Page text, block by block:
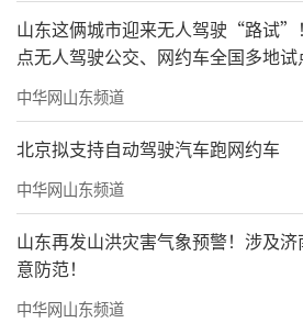
山东这俩城市迎来无人驾驶“路试”
点无人驾驶公交、网约车全国多地试
路
中华网山东频道
北京拟支持自动驾驶汽车跑网约车
中华网山东频道
山东再发山洪灾害气象预警！涉及
意防范！
中华网山东频道